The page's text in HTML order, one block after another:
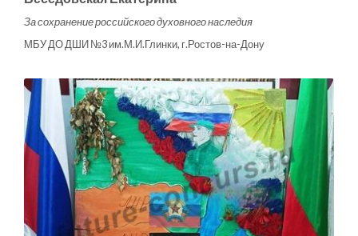
За сохранение российского духовного наследия
МБУ ДО ДШИ №3 им.М.И.Глинки, г.Ростов-на-Дону